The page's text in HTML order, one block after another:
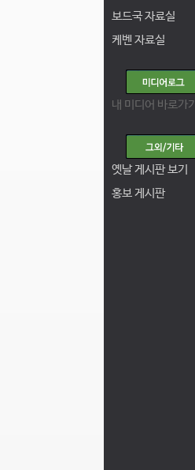
보드국 자료실
케벤 자료실
내 미디어 바로가기
옛날 게시판 보기
홍보 게시판